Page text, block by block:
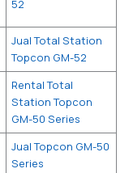
52
Jual Total Station
Topcon GM-52
Rental Total
Station Topcon
GM-50 Series
Jual Topcon GM-50
Series